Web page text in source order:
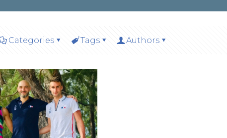
Categories Tags Authors